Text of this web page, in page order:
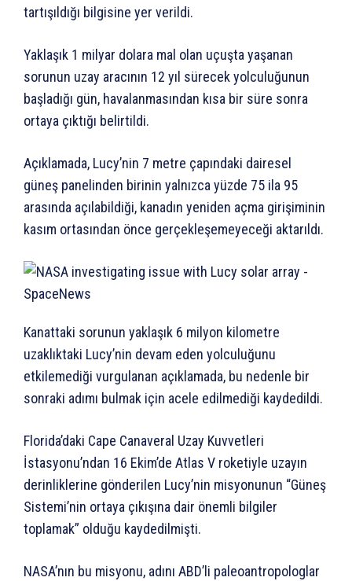
tartışıldığı bilgisine yer verildi.
Yaklaşık 1 milyar dolara mal olan uçuşta yaşanan
sorunun uzay aracının 12 yıl sürecek yolculuğunun
başladığı gün, havalanmasından kısa bir süre sonra
ortaya çıktığı belirtildi.
Açıklamada, Lucy’nin 7 metre çapındaki dairesel
güneş panelinden birinin yalnızca yüzde 75 ila 95
arasında açılabildiği, kanadın yeniden açma girişiminin
kasım ortasından önce gerçekleşemeyeceği aktarıldı.
Kanattaki sorunun yaklaşık 6 milyon kilometre
uzaklıktaki Lucy’nin devam eden yolculuğunu
etkilemediği vurgulanan açıklamada, bu nedenle bir
sonraki adımı bulmak için acele edilmediği kaydedildi.
Florida’daki Cape Canaveral Uzay Kuvvetleri
İstasyonu’ndan 16 Ekim’de Atlas V roketiyle uzayın
derinliklerine gönderilen Lucy’nin misyonunun “Güneş
Sistemi’nin ortaya çıkışına dair önemli bilgiler
toplamak” olduğu kaydedilmişti.
NASA’nın bu misyonu, adını ABD’li paleoantropologlar